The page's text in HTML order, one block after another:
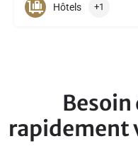
Hôtels +1
rapidement